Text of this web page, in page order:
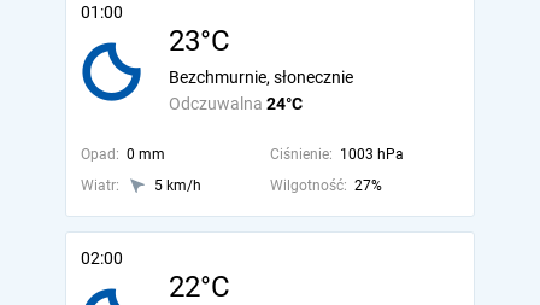
01:00
23°C
Odczuwalna 24°C
Bezchmurnie, słonecznie
Opad: 0 mm Ciśnienie: 1003 hPa
Wiatr:
5 km/h Wilgotność: 27%
02:00
22°C